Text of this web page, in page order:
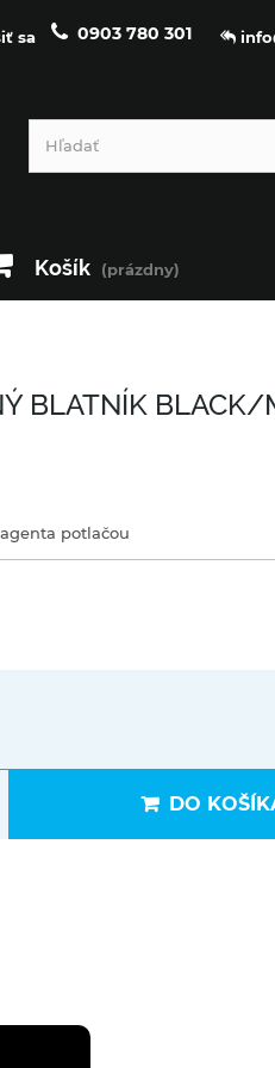
0903 780 301
sa
Košík (prázdny)
BLATNÍK BLACK/
potlačou
DO